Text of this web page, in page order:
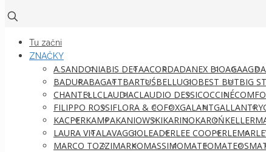
Tu začni
ZNAČKY
A.SANDONIABIS DETAACORDADANEX BIOAGAAGDA
BADURABAGATTBARTUŚBELLUGIOBEST BUTBIG
CHANTELLCLAUDIACLAUDIO DESSICOCCINÉ
FILIPPO ROSSIFLORA & COFOXGALANTGALLANTRY
KACPERKAMPAKANIOWSKIKARINOKAROŃ
LAURA VITALAVAGGIOLEADERLEE COOPERLEMAR
MARCO TOZZIMARKOMASSIMOMATEOMATEOS